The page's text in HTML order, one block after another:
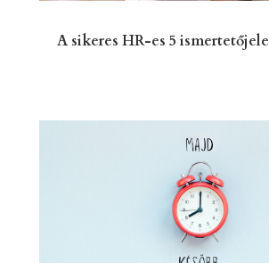
A sikeres HR-es 5 ismertetőjele